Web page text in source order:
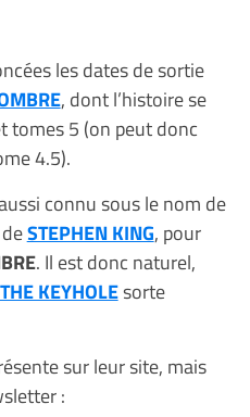
les dates de sortie
, dont l’histoire se
tomes 5 (on peut donc
4.5).
connu sous le nom de
STEPHEN KING, pour
. Il est donc naturel,
KEYHOLEsorte
sur leur site, mais
: